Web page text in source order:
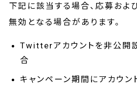
下記に該当する場合、応募およ
無効となる場合があります。
Twitterアカウントを非公開
合
キャンペーン期間にアカウン